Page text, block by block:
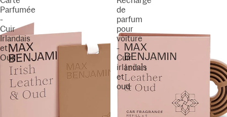
Parfumée
-
Cuir
Irlandais
et
Oud
de
parfum
pour
voiture
-
Cuir
irlandais
et
oud